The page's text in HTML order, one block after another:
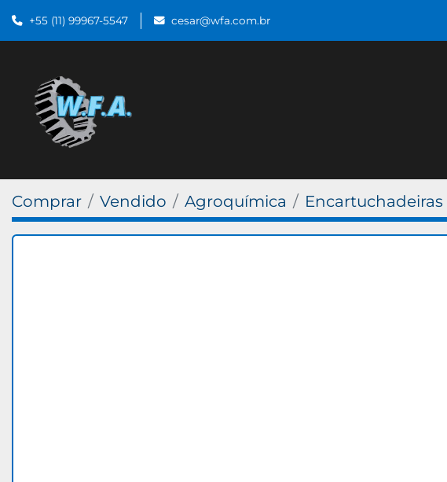
+55 (11) 99967-5547 cesar@wfa.com.br
Comprar Vendido Agroquímica Encartuchadeiras